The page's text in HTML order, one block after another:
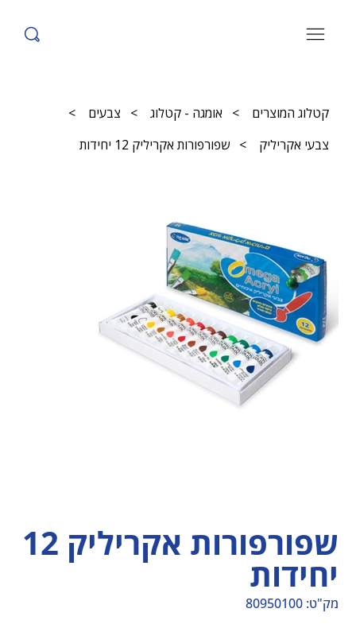
קטלוג המוצרים > אומגה - קטלוג > צבעים
>
צבעי אקריליק
> שפורפורות אקריליק 12 יחידות
שפורפורות אקריליק 12
יחידות
מק"ט:
מק"ט
80950100
80950100